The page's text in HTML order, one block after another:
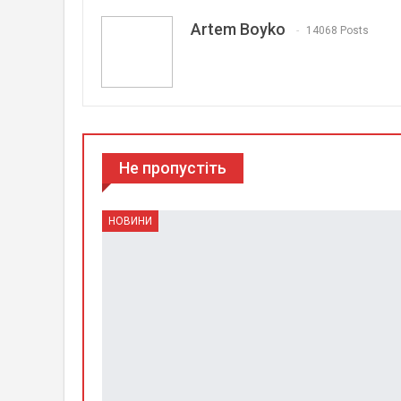
Artem Boyko 14068 Posts
Не пропустіть
НОВИНИ